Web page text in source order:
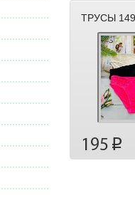
ТРУСЫ
195 p